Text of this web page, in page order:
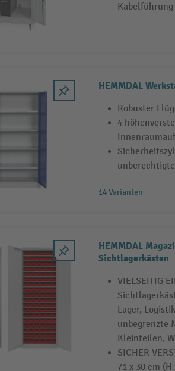
Kabelführung
HEMMDAL
Robuster
4
14 Varianten
HEMMDAL
Sichtlagerkästen
VIELSEITIG
Lager,
unbegrenzte
Kleinteilen,
SICHER
71 x 30 cm